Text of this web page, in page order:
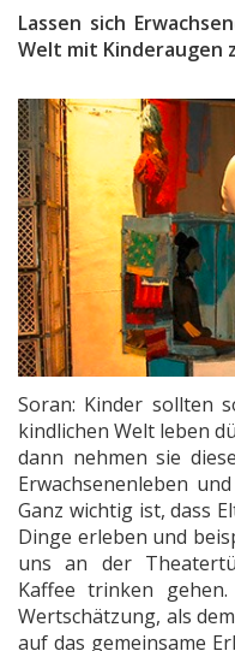
Lassen sich
Welt mit Kinderaugen
Soran: Kinder sollten
kindlichen Welt leben
dann nehmen sie
Erwachsenenleben
Ganz wichtig ist, dass
Dinge erleben und
uns an der
Kaffee trinken
Wertschätzung, als
auf das gemeinsame